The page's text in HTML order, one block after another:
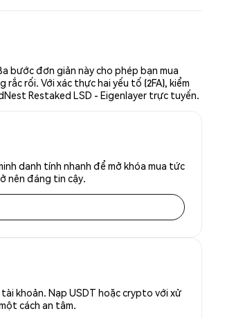
bước đơn giản này cho phép bạn mua
rối. Với xác thực hai yếu tố (2FA), kiểm
Restaked LSD - Eigenlayer trực tuyến.
danh tính nhanh để mở khóa mua tức
nên đáng tin cậy.
khoản. Nạp USDT hoặc crypto với xử
cách an tâm.